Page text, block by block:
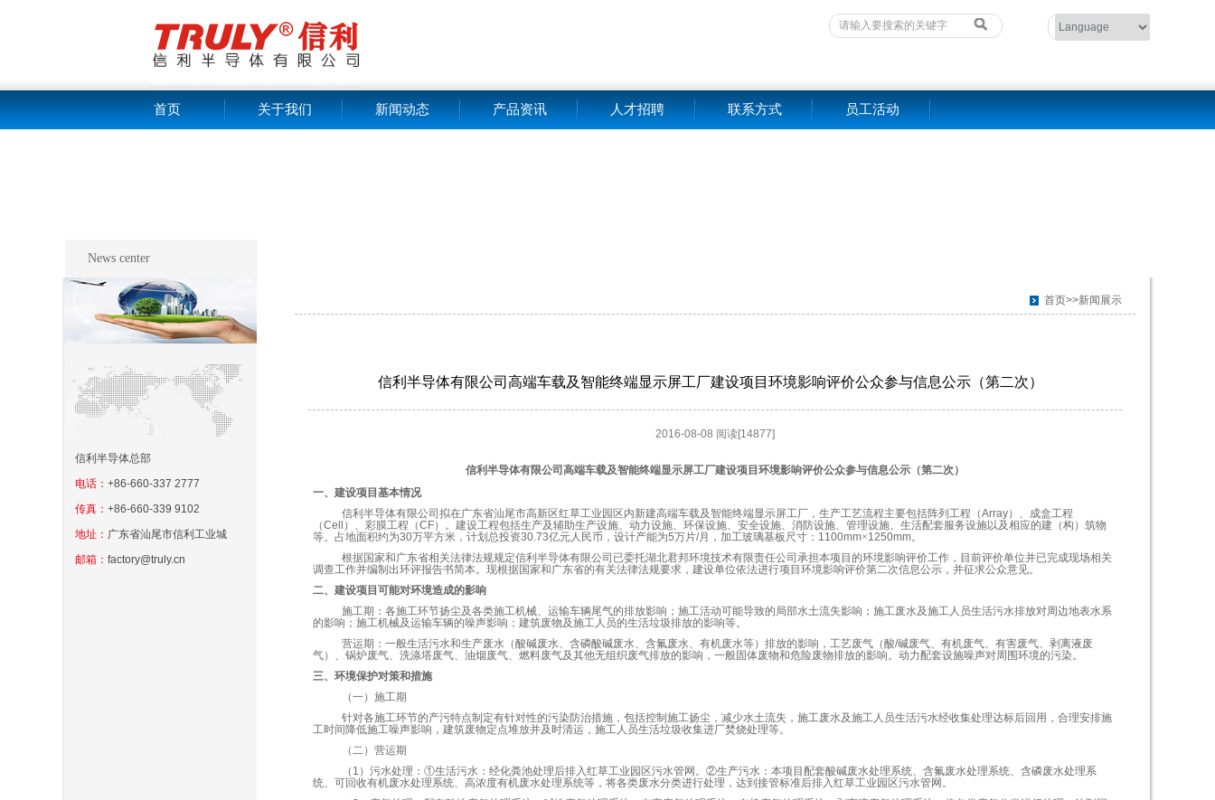
首页 关于我们 新闻动态 产品资讯 人才招聘 联系方式 员工活动
News center
信利半导体总部
电话： +86-660-337 2777
传真： +86-660-339 9102
地址： 广东省汕尾市信利工业城
邮箱： factory@truly.cn
首页>>新闻展示
信利半导体有限公司高端车载及智能终端显示屏工厂建设项目环境影响评价公众参与信息公示（第二次）
2016-08-08 阅读[14877]
信利半导体有限公司高端车载及智能终端显示屏工厂建设项目环境影响评价公众参与信息公示（第二次）
一、建设项目基本情况
信利半导体有限公司拟在广东省汕尾市高新区红草工业园区内新建高端车载及智能终端显示屏工厂，生产工艺流程主要包括阵列工程（Array）、成盒工程
（Cell ）、彩膜工程（CF）。建设工程包括生产及辅助生产设施、动力设施、环保设施、安全设施、消防设施、管理设施、生活配套服务设施以及相应的建（构）筑物
等。占地面积约为30万平方米，计划总投资30.73亿元人民币，设计产能为5万片/月 ， 加工玻璃基板尺寸： 1100mm×1250mm。
根据国家和广东省相关法律法规规定信利半导体有限公司已委托湖北君邦环境技术有限责任公司 承担本项目的环境影响评价工作， 目前评价单位并已完成现场相关
调查工作并编制出环评报告书简本。现根据国家和广东省的有关法律法规要求，建设单位依法进行项目环境影响评价第二次信息公示，并征求公众意见。
二、建设项目可能对环境造成的影响
施工期：各施工环节扬尘及各类施工机械、运输车辆尾气的排放影响；施工活动可能导致的局部水土流失影响；施工废水及施工人员生活污水排放对周边地表水系
的影响；施工机械及运输车辆的噪声影响；建筑废物及施工人员的生活垃圾排放的影响等。
营运期：一般生活污水和生产废水（酸碱废水、含磷酸碱废水、含氟废水、有机废水等）排放的影响，工艺废气（酸/碱废气、有机废气、有害废气、剥离液废
气）、锅炉废气、洗涤塔废气、油烟废气、燃料废气及其他无组织废气排放的影响，一般固体废物和危险废物排放的影响。动力配套设施噪声对周围环境的污染。
三、环境保护对策和措施
（一）施工期
针对各施工环节的产污特点制定有针对性的污染防治措施，包括控制施工扬尘，减少水土流失，施工废水及施工人员生活污水经收集处理达标后回用，合理安排施
工时间降低施工噪声影响，建筑废物定点堆放并及时清运，施工人员生活垃圾收集进厂焚烧处理等。
（二）营运期
（ 1 ）污水处理： ①生活污水：经化粪池处理后排入红草工业园区污水管网。 ②生产污水： 本项目配套酸碱废水处理系统、含氟废水处理系统、含磷废水处理系
统、可回收有机废水处理系统、高浓度有机废水处理系统等，将各类废水分类进行处理，达到接管标准后排入红草工业园区污水管网。